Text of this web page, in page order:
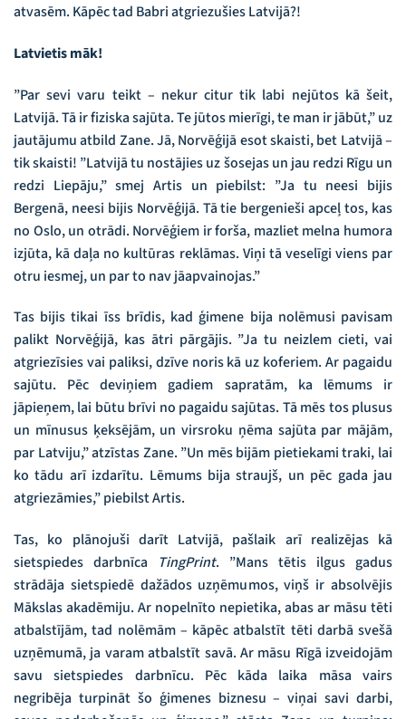
atvasēm. Kāpēc tad Babri atgriezušies Latvijā?!
Latvietis māk!
”Par sevi varu teikt – nekur citur tik labi nejūtos kā šeit,
Latvijā. Tā ir fiziska sajūta. Te jūtos mierīgi, te man ir jābūt,” uz
jautājumu atbild Zane. Jā, Norvēģijā esot skaisti, bet Latvijā –
tik skaisti! ”Latvijā tu nostājies uz šosejas un jau redzi Rīgu un
redzi Liepāju,” smej Artis un piebilst: ”Ja tu neesi bijis
Bergenā, neesi bijis Norvēģijā. Tā tie bergenieši apceļ tos, kas
no Oslo, un otrādi. Norvēģiem ir forša, mazliet melna humora
izjūta, kā daļa no kultūras reklāmas. Viņi tā veselīgi viens par
otru iesmej, un par to nav jāapvainojas.”
Tas bijis tikai īss brīdis, kad ģimene bija nolēmusi pavisam
palikt Norvēģijā, kas ātri pārgājis. ”Ja tu neizlem cieti, vai
atgriezīsies vai paliksi, dzīve noris kā uz koferiem. Ar pagaidu
sajūtu. Pēc deviņiem gadiem sapratām, ka lēmums ir
jāpieņem, lai būtu brīvi no pagaidu sajūtas. Tā mēs tos plusus
un mīnusus ķeksējām, un virsroku ņēma sajūta par mājām,
par Latviju,” atzīstas Zane. ”Un mēs bijām pietiekami traki, lai
ko tādu arī izdarītu. Lēmums bija straujš, un pēc gada jau
atgriezāmies,” piebilst Artis.
Tas, ko plānojuši darīt Latvijā, pašlaik arī realizējas kā
sietspiedes darbnīca TingPrint. ”Mans tētis ilgus gadus
strādāja sietspiedē dažādos uzņēmumos, viņš ir absolvējis
Mākslas akadēmiju. Ar nopelnīto nepietika, abas ar māsu tēti
atbalstījām, tad nolēmām – kāpēc atbalstīt tēti darbā svešā
uzņēmumā, ja varam atbalstīt savā. Ar māsu Rīgā izveidojām
savu sietspiedes darbnīcu. Pēc kāda laika māsa vairs
negribēja turpināt šo ģimenes biznesu – viņai savi darbi,